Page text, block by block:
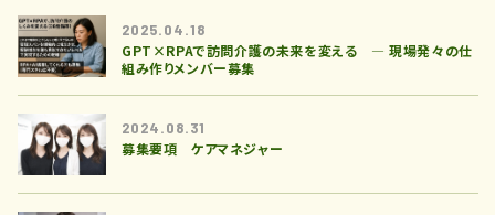
2025.04.18
GPT×RPAで訪問介護の未来を変える ― 現場発々の仕
組み作りメンバー募集
2024.08.31
募集要項 ケアマネジャー